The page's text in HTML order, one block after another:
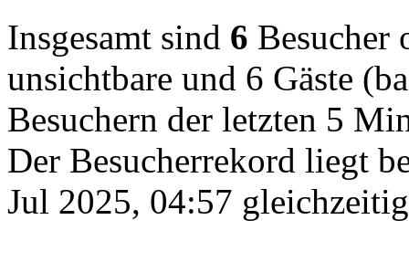
Insgesamt sind 6 Besucher
unsichtbare und 6 Gäste
Besuchern der letzten 5
Der Besucherrekord liegt
Jul 2025, 04:57